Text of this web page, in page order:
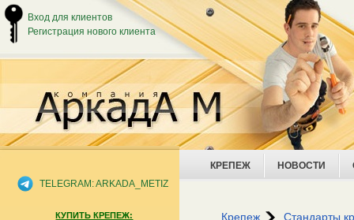
КРЕПЕЖ НОВОСТИ
Крепеж Стандарты
TELEGRAM: ARKADA_METIZ
КУПИТЬ КРЕПЕЖ:
Вход для клиентов
Регистрация нового клиента